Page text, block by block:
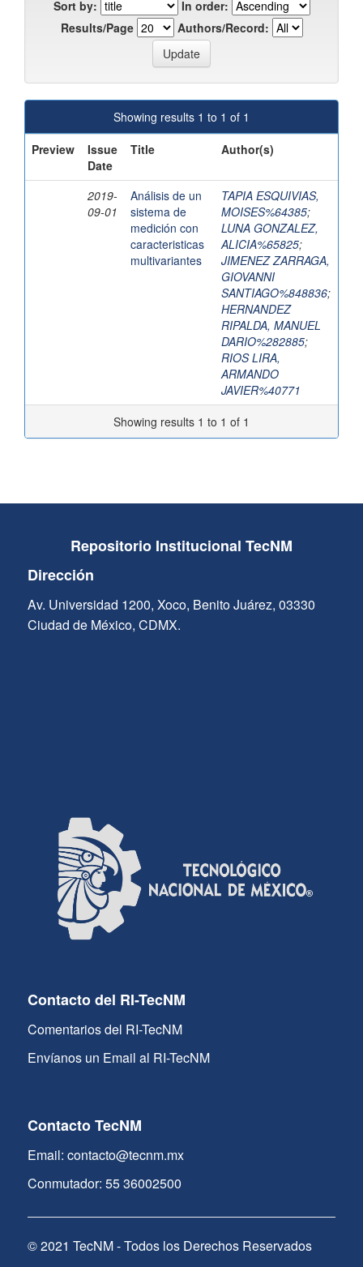
Sort by:
In order:
Results/Page
Authors/Record:
Showing results 1 to 1 of 1
Preview
Issue
Date
Title Author(s)
2019-
09-01
Análisis de un
sistema de
medición con
caracteristicas
multivariantes
TAPIA ESQUIVIAS,
MOISES%64385;
LUNA GONZALEZ,
ALICIA%65825;
JIMENEZ ZARRAGA,
GIOVANNI
SANTIAGO%848836;
HERNANDEZ
RIPALDA, MANUEL
DARIO%282885;
RIOS LIRA,
ARMANDO
JAVIER%40771
Showing results 1 to 1 of 1
Repositorio Institucional TecNM
Dirección
Av. Universidad 1200, Xoco, Benito Juárez, 03330
Ciudad de México, CDMX.
Contacto del RI-TecNM
Comentarios del RI-TecNM
Envíanos un Email al RI-TecNM
Contacto TecNM
Email: contacto@tecnm.mx
Conmutador: 55 36002500
© 2021 TecNM - Todos los Derechos Reservados